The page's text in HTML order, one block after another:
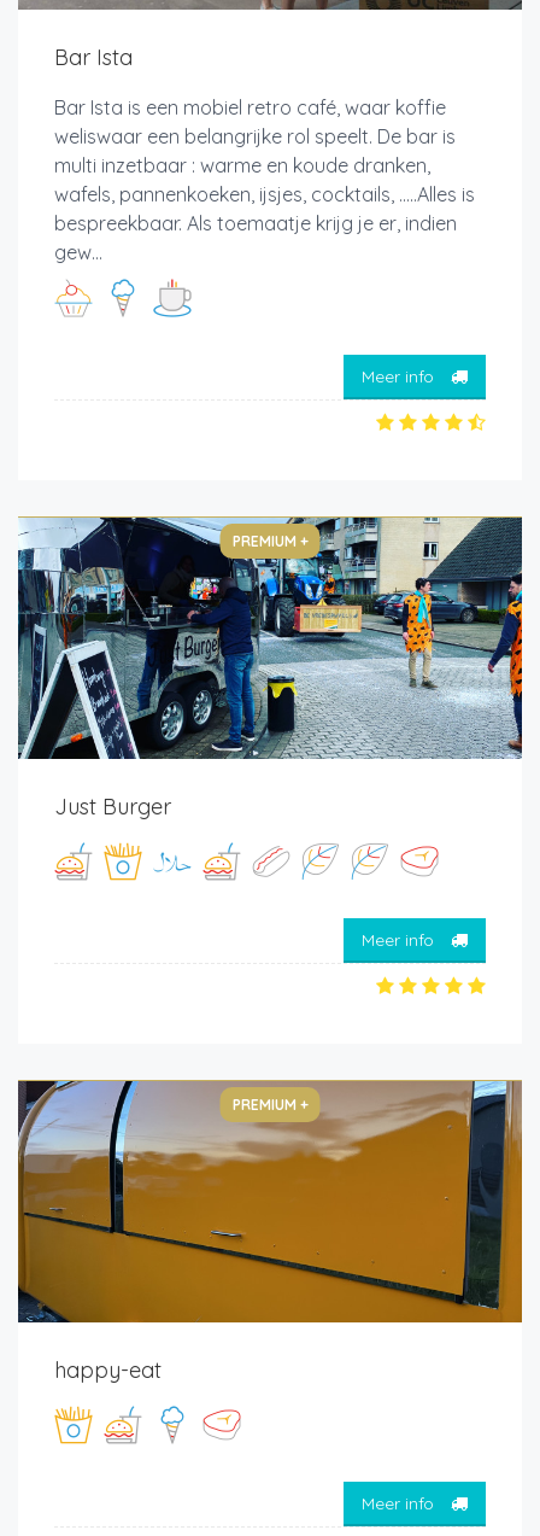
Bar Ista
Bar Ista is een mobiel retro café, waar koffie
weliswaar een belangrijke rol speelt. De bar is
multi inzetbaar : warme en koude dranken,
wafels, pannenkoeken, ijsjes, cocktails, .....Alles is
bespreekbaar. Als toemaatje krijg je er, indien
gew...
Meer info
PREMIUM +
Just Burger
Meer info
PREMIUM +
happy-eat
Meer info